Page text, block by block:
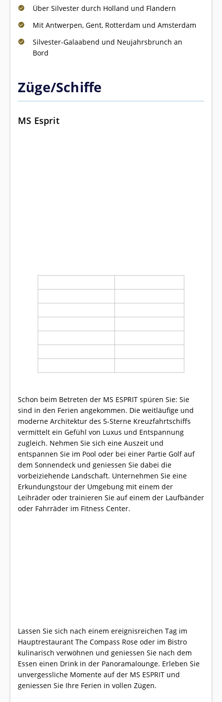
Über Silvester durch Holland und Flandern
Mit Antwerpen, Gent, Rotterdam und Amsterdam
Silvester-Galaabend und Neujahrsbrunch an
Bord
Züge/Schiffe
MS Esprit
Schon beim Betreten der MS ESPRIT spüren Sie: Sie
sind in den Ferien angekommen. Die weitläufige und
moderne Architektur des 5-Sterne Kreuzfahrtschiffs
vermittelt ein Gefühl von Luxus und Entspannung
zugleich. Nehmen Sie sich eine Auszeit und
entspannen Sie im Pool oder bei einer Partie Golf auf
dem Sonnendeck und geniessen Sie dabei die
vorbeiziehende Landschaft. Unternehmen Sie eine
Erkundungstour der Umgebung mit einem der
Leihräder oder trainieren Sie auf einem der Laufbänder
oder Fahrräder im Fitness Center.
Lassen Sie sich nach einem ereignisreichen Tag im
Hauptrestaurant The Compass Rose oder im Bistro
kulinarisch verwöhnen und geniessen Sie nach dem
Essen einen Drink in der Panoramalounge. Erleben Sie
unvergessliche Momente auf der MS ESPRIT und
geniessen Sie Ihre Ferien in vollen Zügen.